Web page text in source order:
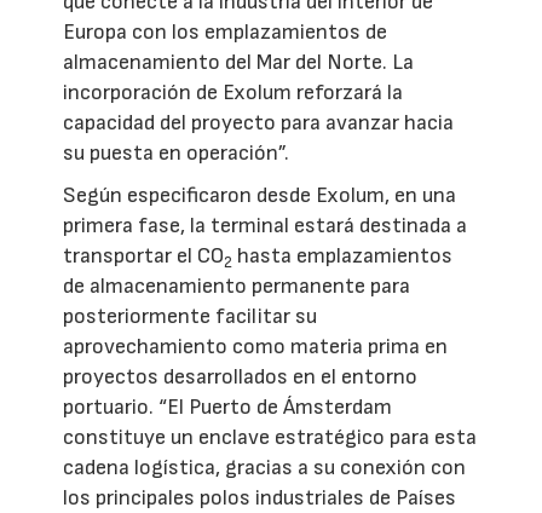
Europa con los emplazamientos de
almacenamiento del Mar del Norte. La
incorporación de Exolum reforzará la
capacidad del proyecto para avanzar hacia
su puesta en operación”.
Según especificaron desde Exolum, en una
primera fase, la terminal estará destinada a
transportar el CO2 hasta emplazamientos
de almacenamiento permanente para
posteriormente facilitar su
aprovechamiento como materia prima en
proyectos desarrollados en el entorno
portuario. “El Puerto de Ámsterdam
constituye un enclave estratégico para esta
cadena logística, gracias a su conexión con
los principales polos industriales de Países